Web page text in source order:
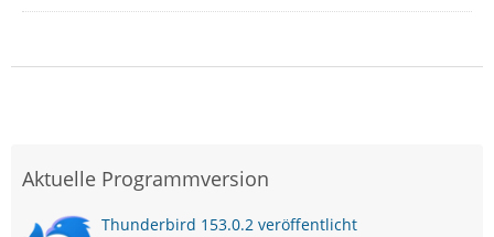
Aktuelle Programmversion
Thunderbird 153.0.2 veröffentlicht